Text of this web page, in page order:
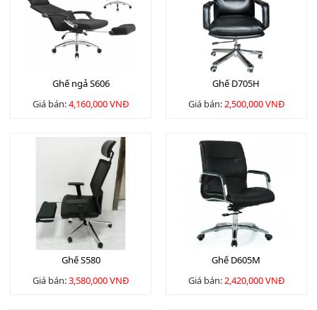
Ghế ngả S606
Giá bán:4,160,000 VNĐ
Ghế D705H
Giá bán:2,500,000 VNĐ
Ghế S580
Giá bán:3,580,000 VNĐ
Ghế D605M
Giá bán:2,420,000 VNĐ